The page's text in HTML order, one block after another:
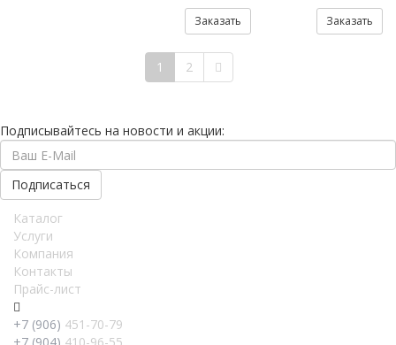
Заказать Заказать
1 2
Подписывайтесь на новости и акции:
Каталог
Услуги
Компания
Контакты
Прайс-лист
+7 (906) 451-70-79